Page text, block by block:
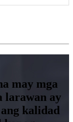
may mga
larawan ay
kalidad